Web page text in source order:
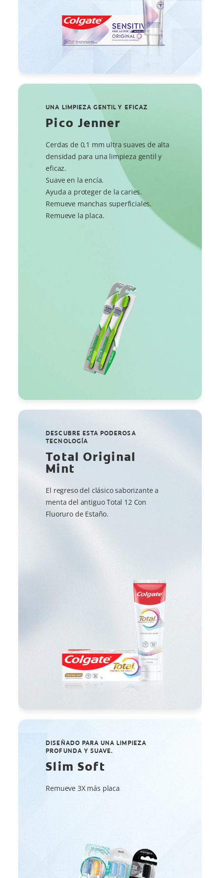
UNA LIMPIEZA GENTIL Y EFICAZ
Pico Jenner
Cerdas de 0,1 mm ultra suaves de alta
densidad para una limpieza gentil y
eficaz.
Suave en la encía.
Ayuda a proteger de la caries.
Remueve manchas superficiales.
Remueve la placa.
DESCUBRE ESTA PODEROSA
TECNOLOGÍA
Total Original
Mint
El regreso del clásico saborizante a
menta del antiguo Total 12 Con
Fluoruro de Estaño.
DISEÑADO PARA UNA LIMPIEZA
PROFUNDA Y SUAVE.
Slim Soft
Remueve 3X más placa